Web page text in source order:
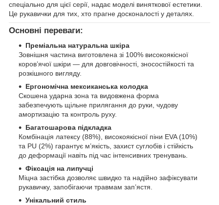
спеціально для цієї серії, надає моделі виняткової естетики.
Це рукавички для тих, хто прагне досконалості у деталях.
Основні переваги:
Преміальна натуральна шкіра
Зовнішня частина виготовлена зі 100% високоякісної
коров’ячої шкіри — для довговічності, зносостійкості та
розкішного вигляду.
Ергономічна мексиканська колодка
Скошена ударна зона та видовжена форма
забезпечують щільне прилягання до руки, чудову
амортизацію та контроль руху.
Багатошарова підкладка
Комбінація латексу (88%), високоякісної піни EVA (10%)
та PU (2%) гарантує м’якість, захист суглобів і стійкість
до деформації навіть під час інтенсивних тренувань.
Фіксація на липучці
Міцна застібка дозволяє швидко та надійно зафіксувати
рукавичку, запобігаючи травмам зап’ястя.
Унікальний стиль